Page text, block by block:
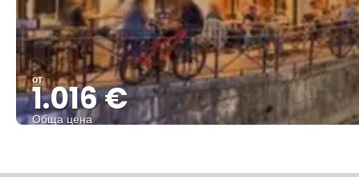
от
1.016 €
Обща цена